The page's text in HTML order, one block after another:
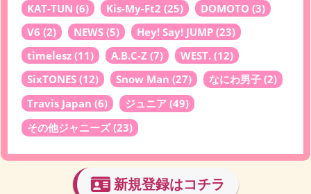
KAT-TUN (6) Kis-My-Ft2 (25) DOMOTO (3)
V6 (2) NEWS (5) Hey! Say! JUMP (23)
timelesz (11) A.B.C-Z (7) WEST. (12)
SixTONES (12) Snow Man (27) なにわ男子 (2)
Travis Japan (6) ジュニア (49)
その他ジャニーズ(23)
新規登録はコチラ